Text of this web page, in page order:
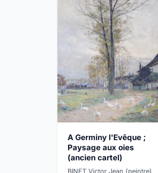
A Germiny l'Evêque ;
Paysage aux oies
(ancien cartel)
BINET Victor Jean (peintre)